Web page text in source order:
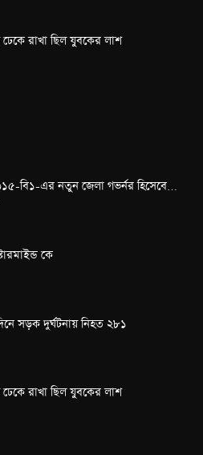
ঢেকে রাখা ছিল যুবকের লাশ
৩১৫-বি১-এর নতুন জেলা গভর্নর হিসেবে…
কে
সড়ক দুর্ঘটনায় নিহত ২৮১
ঢেকে রাখা ছিল যুবকের লাশ